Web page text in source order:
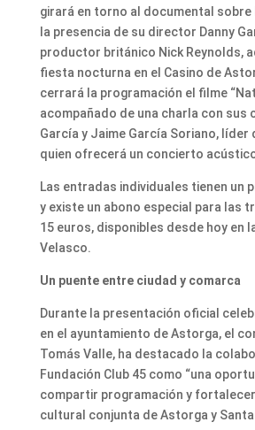
girará en torno al documental sobre
la presencia de su director Danny
productor británico Nick Reynolds,
fiesta nocturna en el Casino de
cerrará la programación el filme
acompañado de una charla con sus
García y Jaime García Soriano, líder
quien ofrecerá un concierto
Las entradas individuales tienen un
y existe un abono especial para las
15 euros, disponibles desde hoy en
Velasco.
Un puente entre ciudad y comarca
Durante la presentación oficial
en el ayuntamiento de Astorga, el
Tomás Valle, ha destacado la
Fundación Club 45 como “una
compartir programación y
cultural conjunta de Astorga y Santa